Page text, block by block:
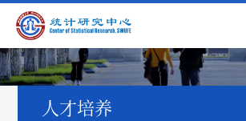
人才培养